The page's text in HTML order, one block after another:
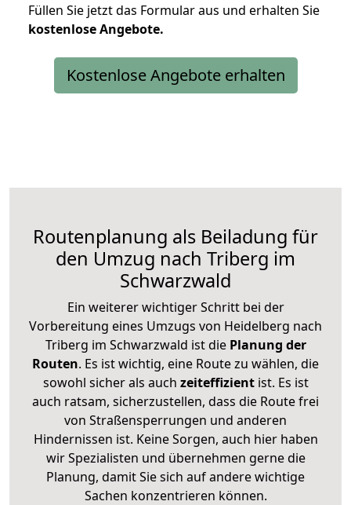
Füllen Sie jetzt das Formular aus und erhalten Sie
kostenloseAngebote.
Kostenlose Angebote erhalten
Routenplanung als Beiladung für
den Umzug nach Triberg im
Schwarzwald
Ein weiterer wichtiger Schritt bei der
Vorbereitung eines Umzugs von Heidelberg nach
Triberg im Schwarzwald ist diePlanung der
Routen. Es ist wichtig, eine Route zu wählen, die
sowohl sicher als auch zeiteffizientist. Es ist
auch ratsam, sicherzustellen, dass die Route frei
von Straßensperrungen und anderen
Hindernissen ist. Keine Sorgen, auch hier haben
wir Spezialisten und übernehmen gerne die
Planung, damit Sie sich auf andere wichtige
Sachen konzentrieren können.